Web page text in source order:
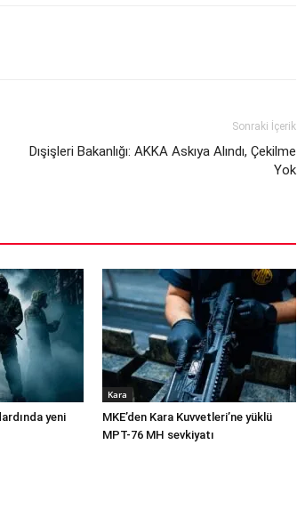
Sonraki İçerik
Dışişleri Bakanlığı: AKKA Askıya Alındı, Çekilme
Yok
yeni
Kara
MKE’den Kara Kuvvetleri’ne yüklü
MPT-76 MH sevkiyatı